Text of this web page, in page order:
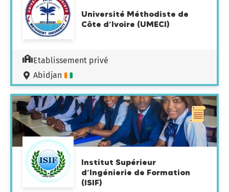
Université Méthodiste de
Côte d’Ivoire (UMECI)
Etablissement privé
Abidjan
Institut Supérieur
d’Ingénierie de Formation
(ISIF)